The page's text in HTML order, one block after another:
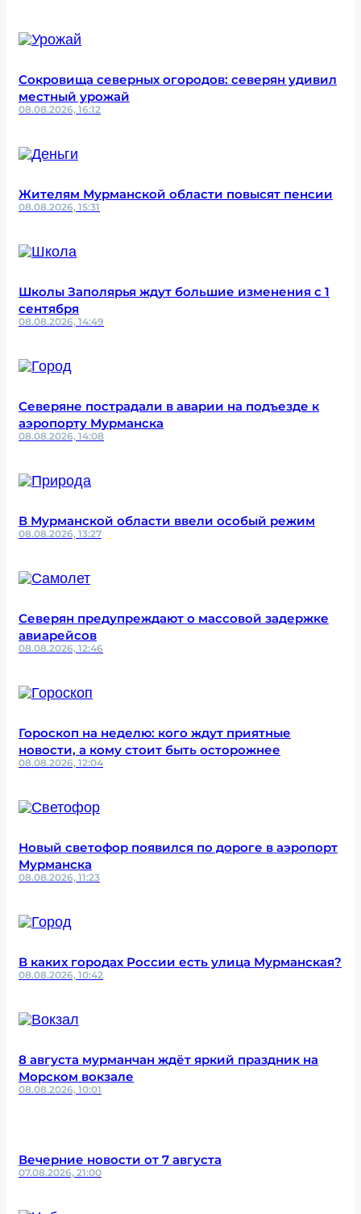
Сокровища северных огородов: северян удивил
местный урожай
08.08.2026, 16:12
Жителям Мурманской области повысят пенсии
08.08.2026, 15:31
Школы Заполярья ждут большие изменения с 1
сентября
08.08.2026, 14:49
Северяне пострадали в аварии на подъезде к
аэропорту Мурманска
08.08.2026, 14:08
В Мурманской области ввели особый режим
08.08.2026, 13:27
Северян предупреждают о массовой задержке
авиарейсов
08.08.2026, 12:46
Гороскоп на неделю: кого ждут приятные
новости, а кому стоит быть осторожнее
08.08.2026, 12:04
Новый светофор появился по дороге в аэропорт
Мурманска
08.08.2026, 11:23
В каких городах России есть улица Мурманская?
08.08.2026, 10:42
8 августа мурманчан ждёт яркий праздник на
Морском вокзале
08.08.2026, 10:01
Вечерние новости от 7 августа
07.08.2026, 21:00